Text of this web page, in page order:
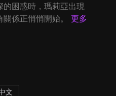
困惑時，瑪莉亞出現
係正悄悄開始。
更多
文